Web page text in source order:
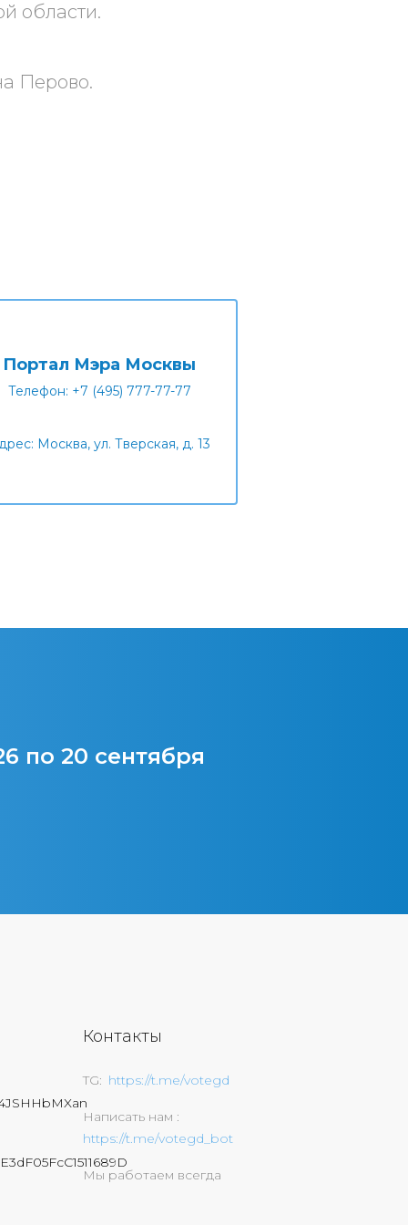
области.
Перово.
Портал Мэра Москвы
Телефон: +7 (495) 777-77-77
Москва, ул. Тверская, д. 13
по 20 сентября
Контакты
TG https://t.me/votegd
Написать нам
https://t.me/votegd_bot
Мы работаем всегда